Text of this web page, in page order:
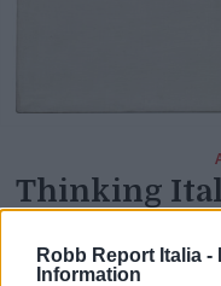
Robb Report Italia -
Information
Thinking